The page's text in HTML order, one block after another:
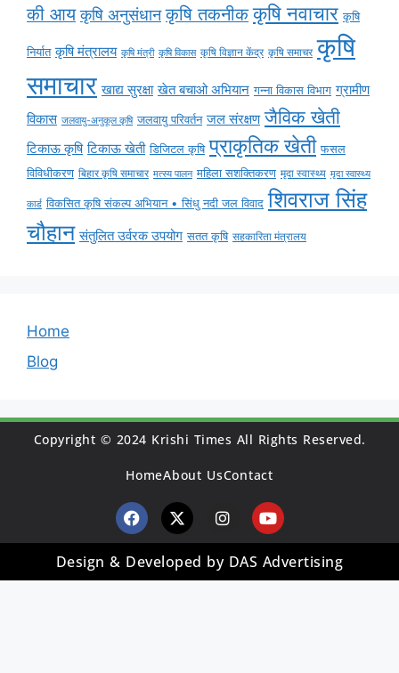
की आय कृषि अनुसंधान कृषि तकनीक कृषि नवाचार कृषि
निर्यात कृषि मंत्रालय कृषि मंत्री कृषि विकास कृषि विज्ञान केंद्र कृषि समाचर कृषि
समाचार खाद्य सुरक्षा खेत बचाओ अभियान गन्ना विकास विभाग ग्रामीण
विकास जलवायु-अनुकूल कृषि जलवायु परिवर्तन जल संरक्षण जैविक खेती
टिकाऊ कृषि टिकाऊ खेती डिजिटल कृषि प्राकृतिक खेती फसल
विविधीकरण बिहार कृषि समाचार मत्स्य पालन महिला सशक्तिकरण मृदा स्वास्थ्य मृदा स्वास्थ्य
कार्ड विकसित कृषि संकल्प अभियान • सिंधु नदी जल विवाद शिवराज सिंह
चौहान संतुलित उर्वरक उपयोग सतत कृषि सहकारिता मंत्रालय
Home
Blog
Copyright © 2024 Krishi Times All Rights Reserved.
HomeAbout UsContact
Design & Developed by DAS Advertising